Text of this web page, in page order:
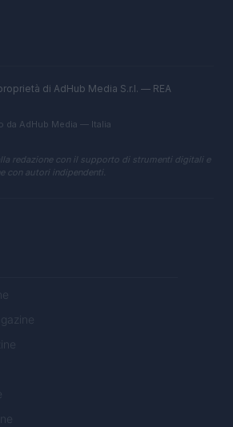
di AdHub Media S.r.l. — REA
da AdHub Media — Italia
redazione con il supporto di strumenti digitali e
con autori indipendenti.